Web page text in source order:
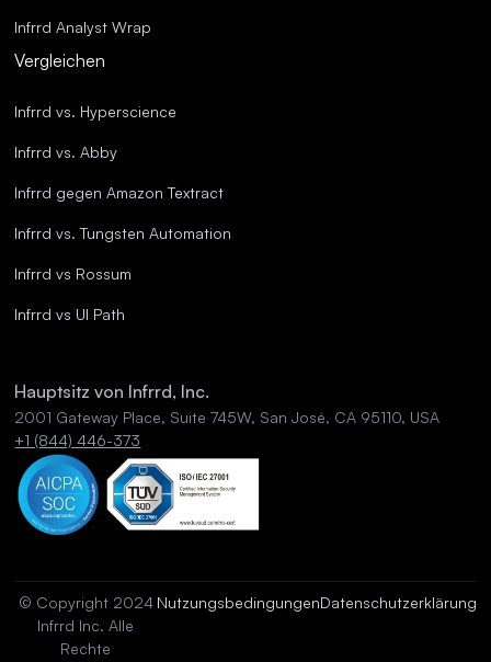
Infrrd Analyst Wrap
Vergleichen
Infrrd vs. Hyperscience
Infrrd vs. Abby
Infrrd gegen Amazon Textract
Infrrd vs. Tungsten Automation
Infrrd vs Rossum
Infrrd vs UI Path
Hauptsitz von Infrrd, Inc.
2001 Gateway Place, Suite 745W, San José, CA 95110, USA
+1 (844) 446-373
© Copyright 2024
Infrrd Inc. Alle
Rechte
NutzungsbedingungenDatenschutzerklärung